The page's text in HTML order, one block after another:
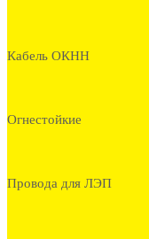
Кабель ОКНН
Огнестойкие
Провода для ЛЭП